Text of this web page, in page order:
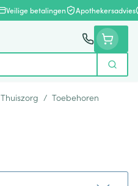
Veilige betalingen Apothekersadvies
Zoek
Thuiszorg / Toebehoren